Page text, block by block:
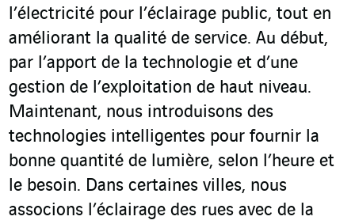
l’électricité pour l’éclairage public, tout en
améliorant la qualité de service. Au début,
par l’apport de la technologie et d’une
gestion de l’exploitation de haut niveau.
Maintenant, nous introduisons des
technologies intelligentes pour fournir la
bonne quantité de lumière, selon l’heure et
le besoin. Dans certaines villes, nous
associons l’éclairage des rues avec de la